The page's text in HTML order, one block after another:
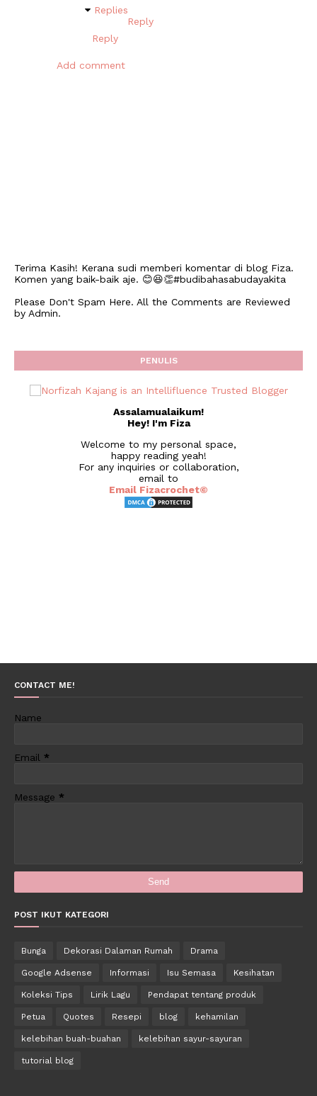
Replies
Reply
Reply
Add comment
Terima Kasih! Kerana sudi memberi komentar di blog Fiza.
Komen yang baik-baik aje. 😊😆👏#budibahasabudayakita
Please Don't Spam Here. All the Comments are Reviewed
by Admin.
PENULIS
Assalamualaikum!
Hey! I'm Fiza
Welcome to my personal space,
happy reading yeah!
For any inquiries or collaboration,
email to
Email Fizacrochet©
CONTACT ME!
Name
Email *
Message *
POST IKUT KATEGORI
Bunga Dekorasi Dalaman Rumah Drama
Google Adsense Informasi Isu Semasa Kesihatan
Koleksi Tips Lirik Lagu Pendapat tentang produk
Petua Quotes Resepi blog kehamilan
kelebihan buah-buahan kelebihan sayur-sayuran
tutorial blog